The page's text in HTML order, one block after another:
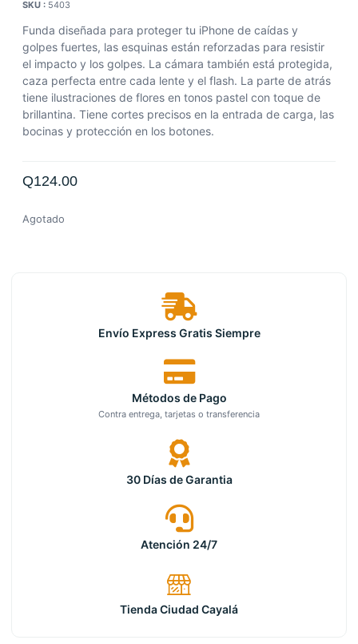
SKU : 5403
Funda diseñada para proteger tu iPhone de caídas y
golpes fuertes, las esquinas están reforzadas para resistir
el impacto y los golpes. La cámara también está protegida,
caza perfecta entre cada lente y el flash. La parte de atrás
tiene ilustraciones de flores en tonos pastel con toque de
brillantina. Tiene cortes precisos en la entrada de carga, las
bocinas y protección en los botones.
Q124.00
Agotado
Envío Express Gratis Siempre
Métodos de Pago
Contra entrega, tarjetas o transferencia
30 Días de Garantia
Atención 24/7
Tienda Ciudad Cayalá